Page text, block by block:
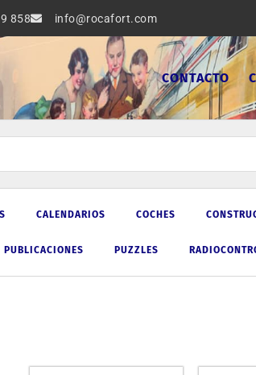
858 info@rocafort.com
CONTACTO
CALENDARIOS COCHES
PUBLICACIONES PUZZLES